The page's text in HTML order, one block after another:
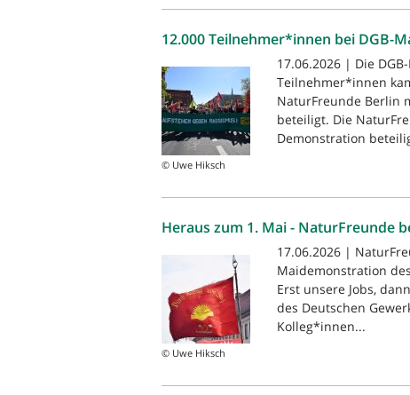
12.000 Teilnehmer*innen bei DGB-
© Uwe Hiksch
17.06.2026 | Die
Teilnehmer*innen
NaturFreunde Berlin
beteiligt. Die
Demonstration
Heraus zum 1. Mai - NaturFreunde
© Uwe Hiksch
17.06.2026 |
Maidemonstration
Erst unsere Jobs,
des Deutschen
Kolleg*innen...